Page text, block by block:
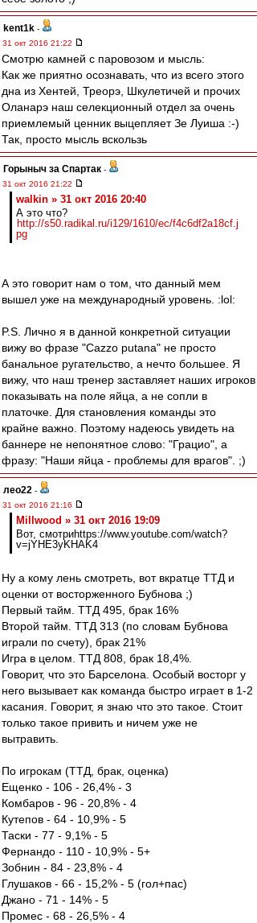
kent1k -
31 окт 2016 21:22
Смотрю камней с паровозом и мысль:
Как же приятно осознавать, что из всего этого
дна из Хентей, Треорэ, Шкулетичей и прочих
Оланарэ наш селекционный отдел за очень
приемлемый ценник выцепляет Зе Луиша :-)
Так, просто мысль вскользь
Горыныч за Спартак -
31 окт 2016 21:22
walkin » 31 окт 2016 20:40
А это что?
http://s50.radikal.ru/i129/1610/ec/f4c6df2a18cf.j
pg
А это говорит нам о том, что данный мем
вышел уже на международный уровень. :lol:
P.S. Лично я в данной конкретной ситуации
вижу во фразе "Cazzo putana" не просто
банальное ругательство, а нечто большее. Я
вижу, что наш тренер заставляет наших игроков
показывать на поле яйца, а не сопли в
платочке. Для становления команды это
крайне важно. Поэтому надеюсь увидеть на
баннере не непонятное слово: "Грацио", а
фразу: "Наши яйца - проблемы для врагов". ;)
лео22 -
31 окт 2016 21:16
Millwood » 31 окт 2016 19:09
Вот, смотриhttps://www.youtube.com/watch?
v=jYHE3yKHAK4
Ну а кому лень смотреть, вот вкратце ТТД и
оценки от восторженного Бубнова ;)
Первый тайм. ТТД 495, брак 16%
Второй тайм. ТТД 313 (по словам Бубнова
играли по счету), брак 21%
Игра в целом. ТТД 808, брак 18,4%.
Говорит, что это Барселона. Особый восторг у
него вызывает как команда быстро играет в 1-2
касания. Говорит, я знаю что это такое. Стоит
только такое привить и ничем уже не
вытравить.
По игрокам (ТТД, брак, оценка)
Ещенко - 106 - 26,4% - 3
Комбаров - 96 - 20,8% - 4
Кутепов - 64 - 10,9% - 5
Таски - 77 - 9,1% - 5
Фернандо - 110 - 10,9% - 5+
Зобнин - 84 - 23,8% - 4
Глушаков - 66 - 15,2% - 5 (гол+пас)
Джано - 71 - 14% - 5
Промес - 68 - 26,5% - 4